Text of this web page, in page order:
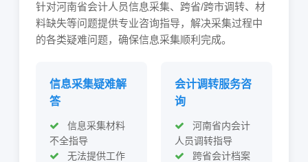
针对河南省会计人员信息采集、跨省/跨市调转、材
料缺失等问题提供专业咨询指导，解决采集过程中
的各类疑难问题，确保信息采集顺利完成。
信息采集疑难解
答
信息采集材料
不全指导
无法提供工作
会计调转服务咨
询
河南省内会计
人员调转指导
跨省会计档案